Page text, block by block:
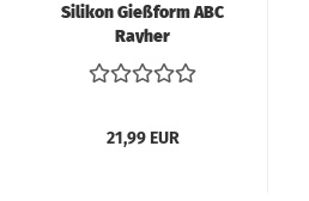
Silikon Gießform ABC
Rayher
21,99 EUR